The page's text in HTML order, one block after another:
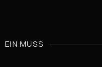
EIN MUSS